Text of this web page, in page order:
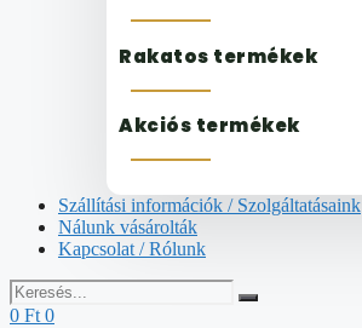
Rakatos termékek
Akciós termékek
Szállítási információk / Szolgáltatásaink
Nálunk vásárolták
Kapcsolat / Rólunk
0 Ft 0